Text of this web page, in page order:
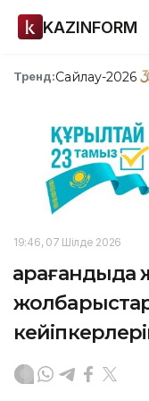
KAZINFORM
Тренд:Сайлау-2026
19:46, 07 Шілде 2026
Қарағандыда